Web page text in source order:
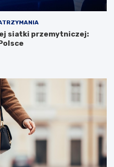
siatki przemytniczej: